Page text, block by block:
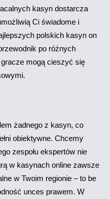
kasyn dostarcza
Ci świadome i
polskich kasyn on
po różnych
mogą cieszyć się
żadnego z kasyn, co
obiektywne. Chcemy
zespołu ekspertów nie
w kasynach online zawsze
w Twoim regionie – to be
unces prawem. W